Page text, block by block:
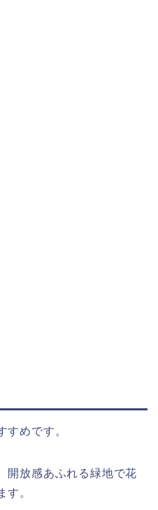
すめです。
開放感あふれる緑地で花
す。